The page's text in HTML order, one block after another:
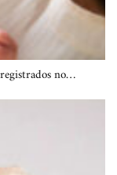
no…